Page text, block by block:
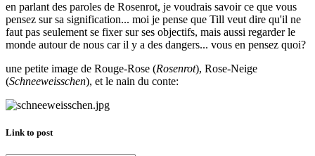
en parlant des paroles de Rosenrot, je voudrais savoir ce que vous
pensez sur sa signification... moi je pense que Till veut dire qu'il ne
faut pas seulement se fixer sur ses objectifs, mais aussi regarder le
monde autour de nous car il y a des dangers... vous en pensez quoi?
une petite image de Rouge-Rose (Rosenrot), Rose-Neige
(Schneeweisschen), et le nain du conte:
Link to post